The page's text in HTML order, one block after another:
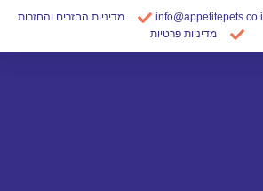
info@appetitepets.co.il
מדיניות החזרים והחזרות
מדיניות פרטיות